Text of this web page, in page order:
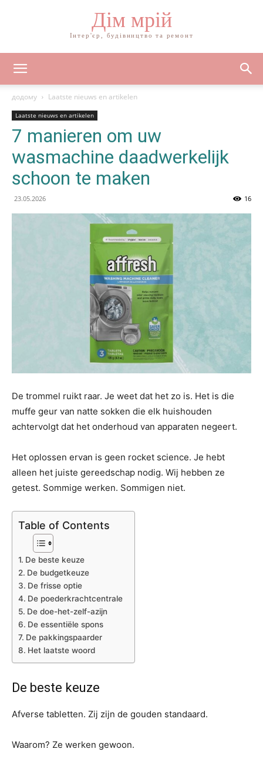
Дім мрій
Інтер'єр, будівництво та ремонт
додому Laatste nieuws en artikelen
Laatste nieuws en artikelen
7 manieren om uw
wasmachine daadwerkelijk
schoon te maken
23.05.2026 16
De trommel ruikt raar. Je weet dat het zo is. Het is die
muffe geur van natte sokken die elk huishouden
achtervolgt dat het onderhoud van apparaten negeert.
Het oplossen ervan is geen rocket science. Je hebt
alleen het juiste gereedschap nodig. Wij hebben ze
getest. Sommige werken. Sommigen niet.
Table of Contents
De beste keuze
De budgetkeuze
De frisse optie
De poederkrachtcentrale
De doe-het-zelf-azijn
De essentiële spons
De pakkingspaarder
Het laatste woord
De beste keuze
Afverse tabletten. Zij zijn de gouden standaard.
Waarom? Ze werken gewoon.